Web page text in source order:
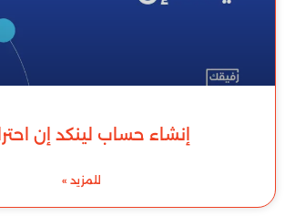
إنشاء حساب لينكد إن
للمزيد »